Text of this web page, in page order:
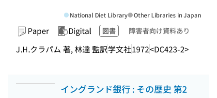
Paper Digital 図書 障害者向け資料あり
J.H.クラパム 著, 林達 監訳学文社1972<DC423-2>
National Diet Library Other Libraries in Japan
イングランド銀行 : その歴史 第2